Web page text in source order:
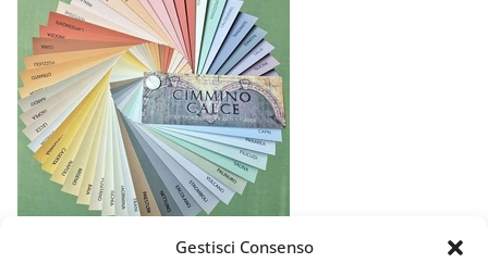
Gestisci Consenso